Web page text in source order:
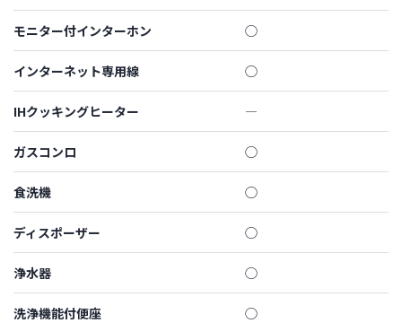
モニター付インターホン ◯
インターネット専用線 ◯
IHクッキングヒーター ―
ガスコンロ ◯
食洗機 ◯
ディスポーザー ◯
浄水器 ◯
洗浄機能付便座 ◯